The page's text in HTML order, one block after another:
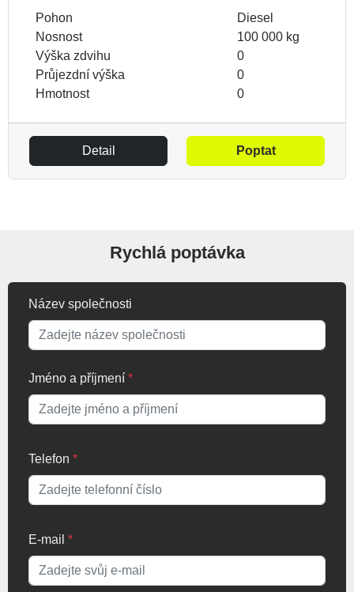
Pohon
Diesel
Nosnost
100 000 kg
Výška zdvihu
0
Průjezdní výška
0
Hmotnost
0
Detail Poptat
Rychlá poptávka
Název společnosti
Jméno a příjmení *
Telefon *
E-mail *